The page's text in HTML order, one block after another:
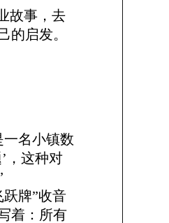
故事，去
的启发。
一名小镇数
，这种对
跃牌”收音
着：所有